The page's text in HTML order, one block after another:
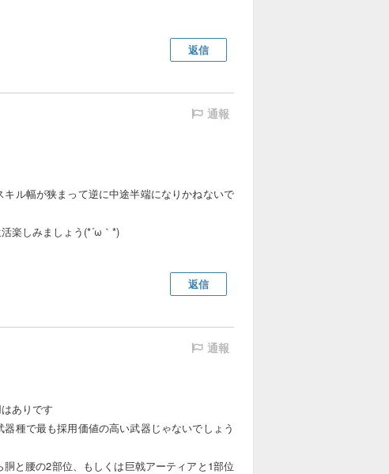
返信
通報
ル幅が狭まって逆に中途半端になりかねないで
楽しみましょう(*´ω｀*)
返信
通報
ありです
種で最も採用価値の高い武器じゃないでしょう
と腰の2部位、もしくは巨戟アーティアと1部位